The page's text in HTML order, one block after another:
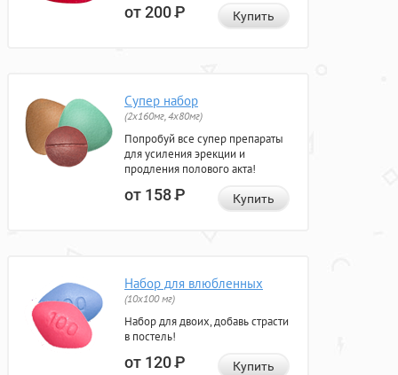
от 200Р Купить
Супер набор
(2х160мг, 4х80мг)
Попробуй все супер препараты
для усиления эрекции и
продления полового акта!
от 158Р Купить
Набор для влюбленных
(10х100 мг)
Набор для двоих, добавь страсти
в постель!
от 120Р Купить